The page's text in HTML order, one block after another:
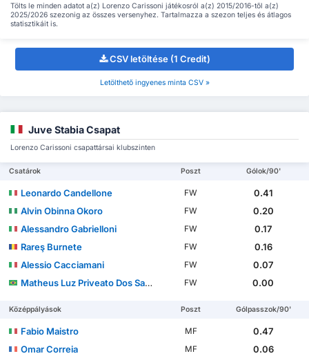
Tölts le minden adatot a(z) Lorenzo Carissoni játékosról a(z) 2015/2016-től a(z)
2025/2026 szezonig az összes versenyhez. Tartalmazza a szezon teljes és átlagos
statisztikáit is.
CSV letöltése (1 Credit)
Letölthető ingyenes minta CSV »
Juve Stabia Csapat
Lorenzo Carissoni csapattársai klubszinten
Csatárok Poszt Gólok/90'
Leonardo Candellone FW
0.41
Alvin Obinna Okoro
FW
0.20
Alessandro Gabrielloni
FW
0.17
Rareş Burnete
FW
0.16
Alessio Cacciamani
FW
0.07
Matheus Luz Priveato Dos Santos
FW 0.00
Középpályások Poszt Gólpasszok/90'
Fabio Maistro MF
0.47
Omar Correia
MF
0.06